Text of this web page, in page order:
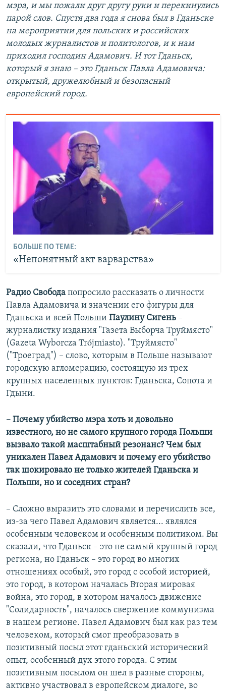
мэра, и мы пожали друг другу руки и перекинулись
парой слов. Спустя два года я снова был в Гданьске
на мероприятии для польских и российских
молодых журналистов и политологов, и к нам
приходил господин Адамович. И тот Гданьск,
который я знаю – это Гданьск Павла Адамовича:
открытый, дружелюбный и безопасный
европейский город.
БОЛЬШЕ ПО ТЕМЕ:
«Непонятный акт варварства»
Радио Свобода попросило рассказать о личности
Павла Адамовича и значении его фигуры для
Гданьска и всей Польши Паулину Сигень –
журналистку издания "Газета Выборча Труймясто"
(Gazeta Wyborcza Trójmiasto). "Труймясто"
("Троеград") – слово, которым в Польше называют
городскую агломерацию, состоящую из трех
крупных населенных пунктов: Гданьска, Сопота и
Гдыни.
– Почему убийство мэра хоть и довольно
известного, но не самого крупного города Польши
вызвало такой масштабный резонанс? Чем был
уникален Павел Адамович и почему его убийство
так шокировало не только жителей Гданьска и
Польши, но и соседних стран?
– Сложно выразить это словами и перечислить все,
из-за чего Павел Адамович является... являлся
особенным человеком и особенным политиком. Вы
сказали, что Гданьск – это не самый крупный город
региона, но Гданьск – это город во многих
отношениях особый, это город с особой историей,
это город, в котором началась Вторая мировая
война, это город, в котором началось движение
"Солидарность", началось свержение коммунизма
в нашем регионе. Павел Адамович был как раз тем
человеком, который смог преобразовать в
позитивный посыл этот гданьский исторический
опыт, особенный дух этого города. С этим
позитивным посылом он шел в разные стороны,
активно участвовал в европейском диалоге, во